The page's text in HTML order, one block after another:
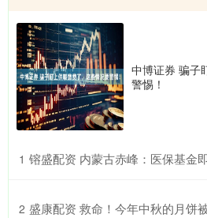
中博证券 骗子
警惕！
1 镕盛配资 内蒙古赤峰：医保基金
2 盛康配资 救命！今年中秋的月饼